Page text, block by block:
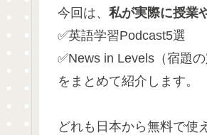
今回は、 私が実際に授業
✅英語学習Podcast5選
✅News in Levels（宿題の
をまとめて紹介します。
どれも日本から無料で使